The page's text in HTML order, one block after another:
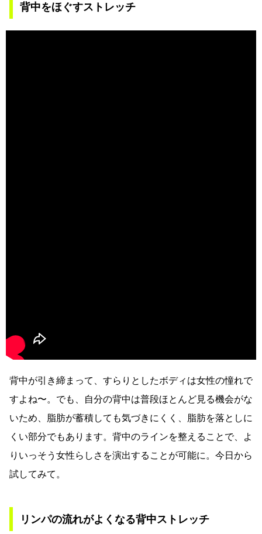
背中をほぐすストレッチ
背中が引き締まって、すらりとしたボディは女性の憧れで
すよね〜。でも、自分の背中は普段ほとんど見る機会がな
いため、脂肪が蓄積しても気づきにくく、脂肪を落としに
くい部分でもあります。背中のラインを整えることで、よ
りいっそう女性らしさを演出することが可能に。今日から
試してみて。
リンパの流れがよくなる背中ストレッチ